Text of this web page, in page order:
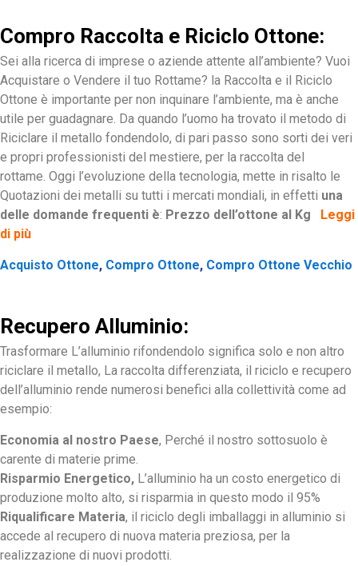
Compro Raccolta e Riciclo Ottone:
Sei alla ricerca di imprese o aziende attente all’ambiente? Vuoi
Acquistare o Vendere il tuo Rottame? la Raccolta e il Riciclo
Ottone è importante per non inquinare l’ambiente, ma è anche
utile per guadagnare. Da quando l’uomo ha trovato il metodo di
Riciclare il metallo fondendolo, di pari passo sono sorti dei veri
e propri professionisti del mestiere, per la raccolta del
rottame. Oggi l’evoluzione della tecnologia, mette in risalto le
Quotazioni dei metalli su tutti i mercati mondiali, in effetti una
delle domande frequenti è: Prezzo dell’ottone al Kg
Leggi
di più
Acquisto Ottone, Compro Ottone, Compro Ottone Vecchio
Recupero Alluminio:
Trasformare L’alluminio rifondendolo significa solo e non altro
riciclare il metallo, La raccolta differenziata, il riciclo e recupero
dell’alluminio rende numerosi benefici alla collettività come ad
esempio:
Economia al nostro Paese, Perché il nostro sottosuolo è
carente di materie prime.
Risparmio Energetico, L’alluminio ha un costo energetico di
produzione molto alto, si risparmia in questo modo il 95%
Riqualificare Materia, il riciclo degli imballaggi in alluminio si
accede al recupero di nuova materia preziosa, per la
realizzazione di nuovi prodotti.